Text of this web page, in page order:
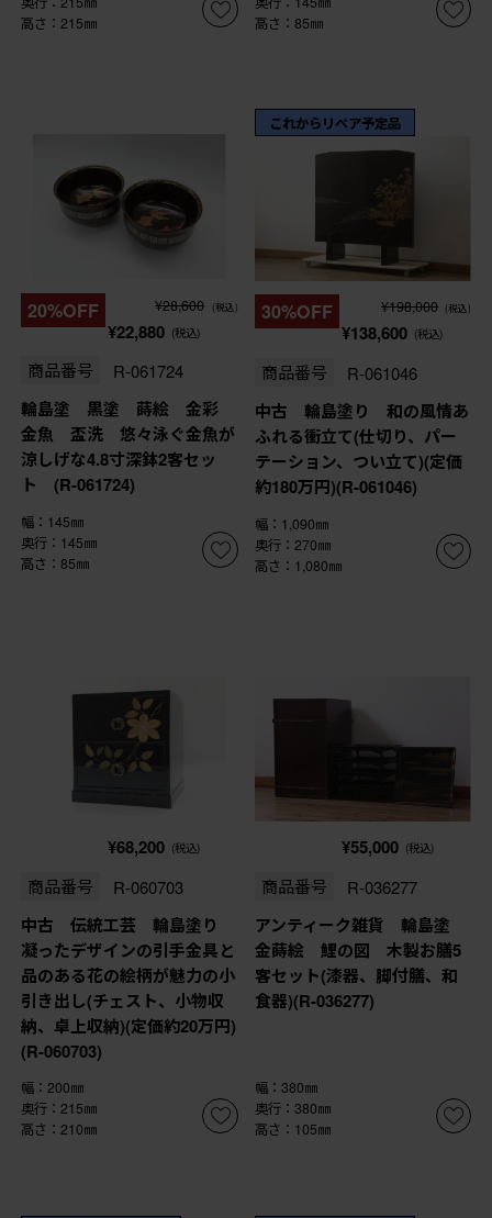
高さ：215㎜
高さ：85㎜
20%OFF ¥28,600 (税込)
¥22,880 (税込)
商品番号 R-061724
輪島塗 黒塗 蒔絵 金彩
金魚 盃洗 悠々泳ぐ金魚が
涼しげな4.8寸深鉢2客セッ
ト (R-061724)
幅：145㎜
奥行：145㎜
高さ：85㎜
これからリペア予定品
30%OFF ¥198,000 (税込)
¥138,600 (税込)
商品番号 R-061046
中古 輪島塗り 和の風情あ
ふれる衝立て(仕切り、パー
テーション、つい立て)(定価
約180万円)(R-061046)
幅：1,090㎜
奥行：270㎜
高さ：1,080㎜
¥68,200 (税込)
商品番号 R-060703
中古 伝統工芸 輪島塗り
凝ったデザインの引手金具と
品のある花の絵柄が魅力の小
引き出し(チェスト、小物収
納、卓上収納)(定価約20万円)
(R-060703)
幅：200㎜
奥行：215㎜
高さ：210㎜
¥55,000 (税込)
商品番号 R-036277
アンティーク雑貨 輪島塗
金蒔絵 鯉の図 木製お膳5
客セット(漆器、脚付膳、和
食器)(R-036277)
幅：380㎜
奥行：380㎜
高さ：105㎜